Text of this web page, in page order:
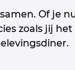
Of je
zoals jij